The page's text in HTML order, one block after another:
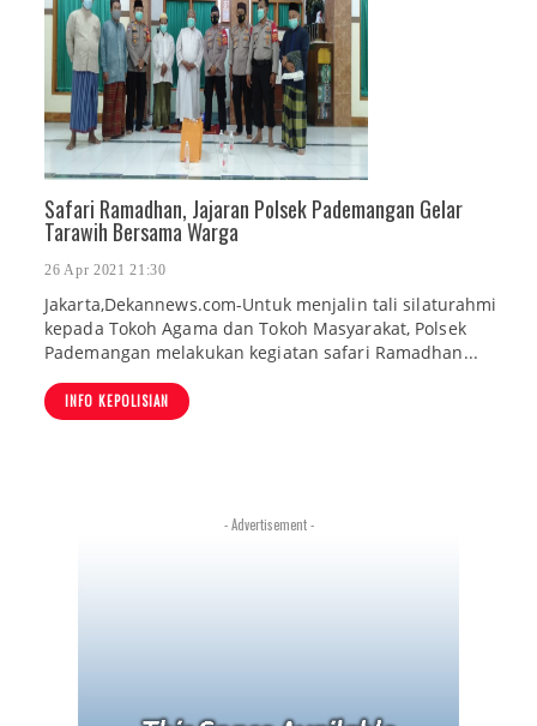
Safari Ramadhan, Jajaran Polsek Pademangan Gelar
Tarawih Bersama Warga
26 Apr 2021 21:30
Jakarta,Dekannews.com-Untuk menjalin tali silaturahmi
kepada Tokoh Agama dan Tokoh Masyarakat, Polsek
Pademangan melakukan kegiatan safari Ramadhan...
INFO KEPOLISIAN
- Advertisement -